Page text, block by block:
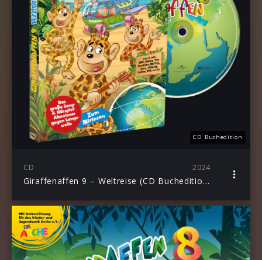
CD Buchedition
CD 2024
Giraffenaffen 9 – Weltreise (CD Buchedition)